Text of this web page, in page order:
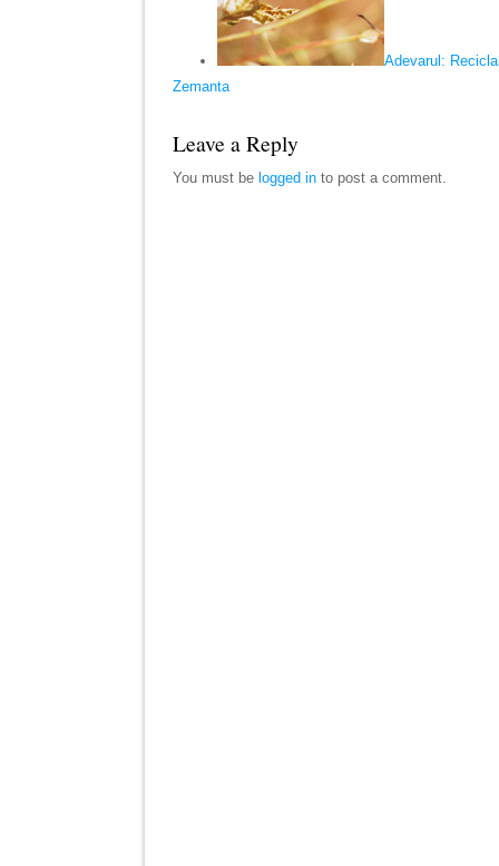
Adevarul:
Zemanta
Leave a Reply
You must be logged in to post a comment.